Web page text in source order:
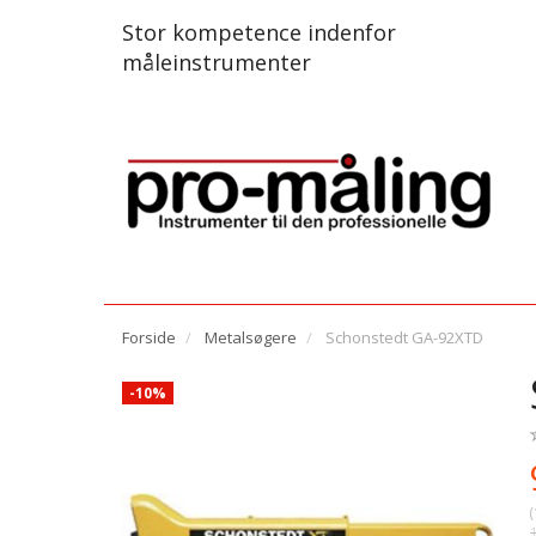
Stor kompetence indenfor
måleinstrumenter
Forside Metalsøgere Schonstedt GA-92XTD
-10%
(